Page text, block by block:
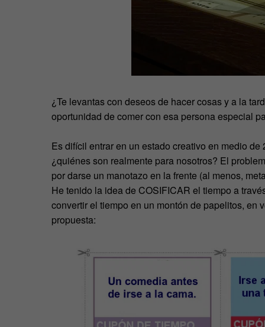
¿Te levantas con deseos de hacer cosas y a la
oportunidad de comer con esa persona especial
Es difícil entrar en un estado creativo en medio
¿quiénes son realmente para nosotros? El
por darse un manotazo en la frente (al menos,
He tenido la idea de COSIFICAR el tiempo a
convertir el tiempo en un montón de papelitos,
propuesta: